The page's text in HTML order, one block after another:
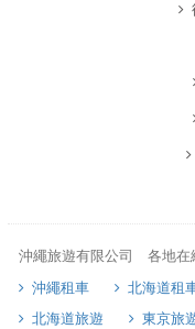
沖繩旅遊有限公司 各地在
沖繩租車
北海道租
北海道旅遊
東京旅